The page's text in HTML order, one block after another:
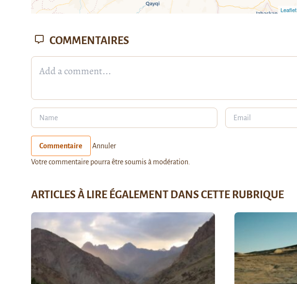
Leaflet
COMMENTAIRES
Commentaire Annuler
Votre commentaire pourra être soumis à modération.
ARTICLES À LIRE ÉGALEMENT DANS CETTE RUBRIQUE